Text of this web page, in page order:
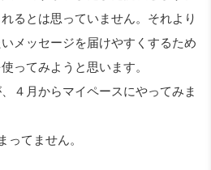
るとは思っていません。それより
メッセージを届けやすくするため
ってみようと思います。
４月からマイペースにやってみま
ってません。